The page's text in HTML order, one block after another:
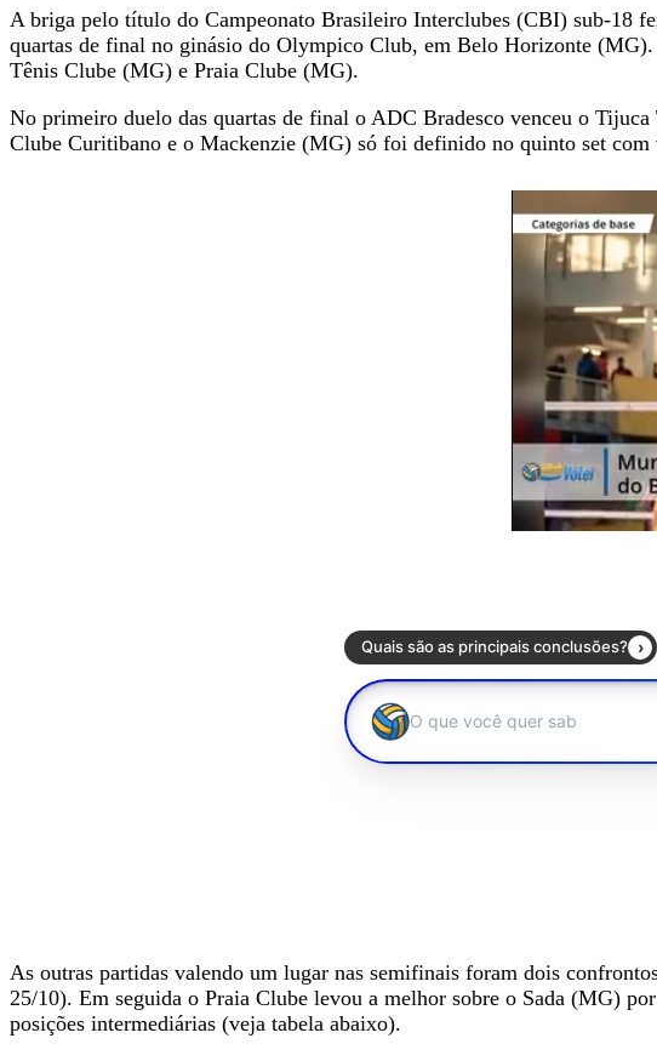
A briga pelo título do Campeonato Brasileiro Interclubes (CBI) sub-18
quartas de final no ginásio do Olympico Club, em Belo Horizonte
Tênis Clube (MG) e Praia Clube (MG).
No primeiro duelo das quartas de final o ADC Bradesco venceu o
Clube Curitibano e o Mackenzie (MG) só foi definido no quinto set
As outras partidas valendo um lugar nas semifinais foram dois
25/10). Em seguida o Praia Clube levou a melhor sobre o Sada (MG)
posições intermediárias (veja tabela abaixo).